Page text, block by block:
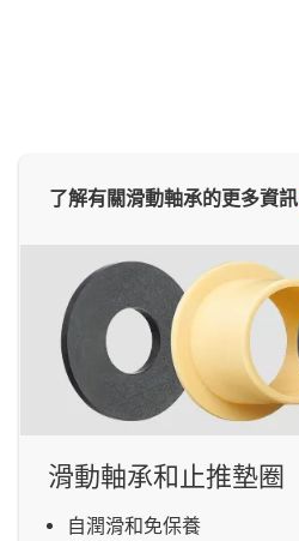
滑動軸承和止推墊圈
自潤滑和免保養
了解有關滑動軸承的更多資訊